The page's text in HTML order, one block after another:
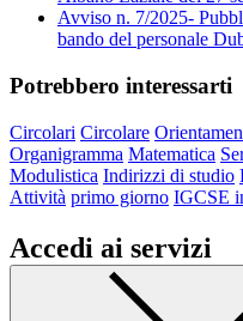
Avviso n. 7/2025-
bando del personale
Potrebbero interessarti
Circolari Circolare
Organigramma Matematica
Modulistica Indirizzi di studio
Attività primo giorno IGCSE
Accedi ai servizi